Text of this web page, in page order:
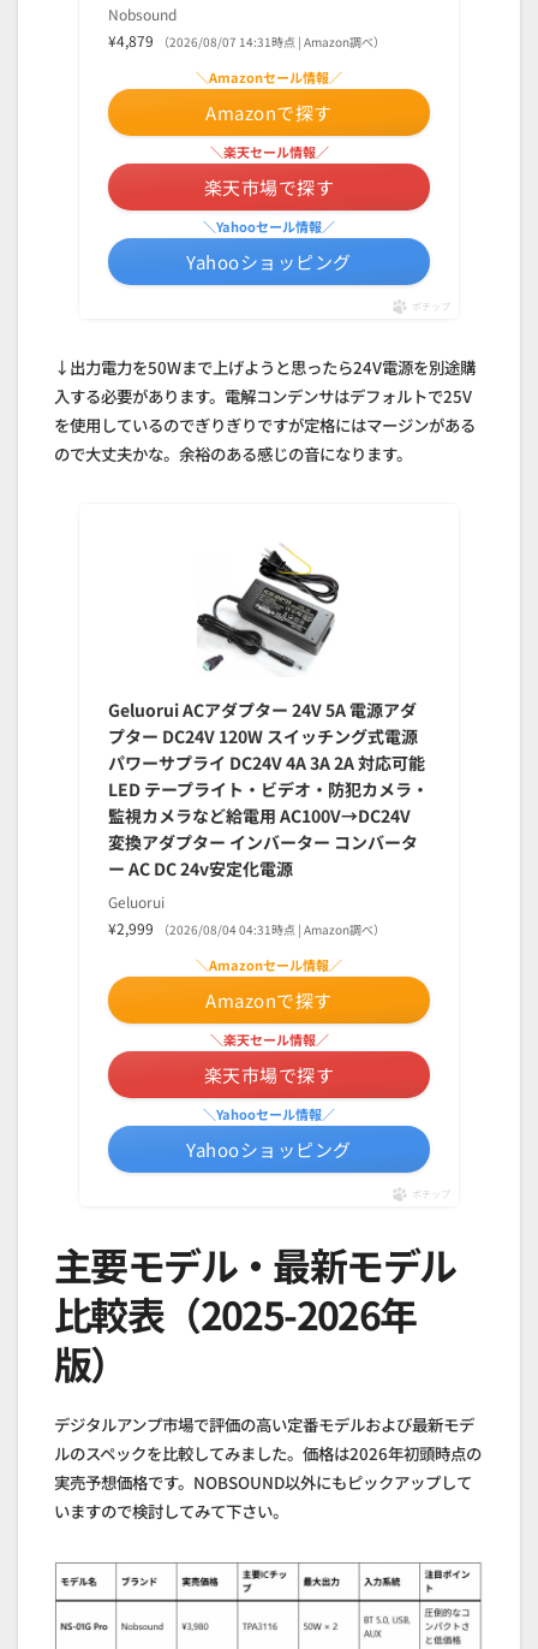
Nobsound
¥4,879
（2026/08/07 14:31時点 | Amazon調べ）
＼Amazonセール情報／
Amazonで探す
＼楽天セール情報／
楽天市場で探す
＼Yahooセール情報／
Yahooショッピング
ポチップ
↓出力電力を50Wまで上げようと思ったら24V電源を別途購
入する必要があります。電解コンデンサはデフォルトで25V
を使用しているのでぎりぎりですが定格にはマージンがある
ので大丈夫かな。余裕のある感じの音になります。
Geluorui ACアダプター 24V 5A 電源アダ
プター DC24V 120W スイッチング式電源
パワーサプライ DC24V 4A 3A 2A 対応可能
LED テープライト・ビデオ・防犯カメラ・
監視カメラなど給電用 AC100V→DC24V
変換アダプター インバーター コンバータ
ー AC DC 24v安定化電源
Geluorui
¥2,999
（2026/08/04 04:31時点 | Amazon調べ）
＼Amazonセール情報／
Amazonで探す
＼楽天セール情報／
楽天市場で探す
＼Yahooセール情報／
Yahooショッピング
ポチップ
主要モデル・最新モデル
比較表（2025-2026年
版）
デジタルアンプ市場で評価の高い定番モデルおよび最新モデ
ルのスペックを比較してみました。価格は2026年初頭時点の
実売予想価格です。NOBSOUND以外にもピックアップして
いますので検討してみて下さい。